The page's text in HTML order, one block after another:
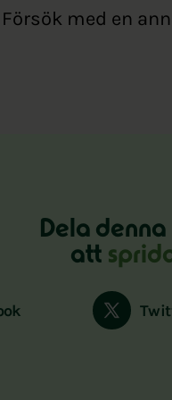
Försök med en
Dela denna
att